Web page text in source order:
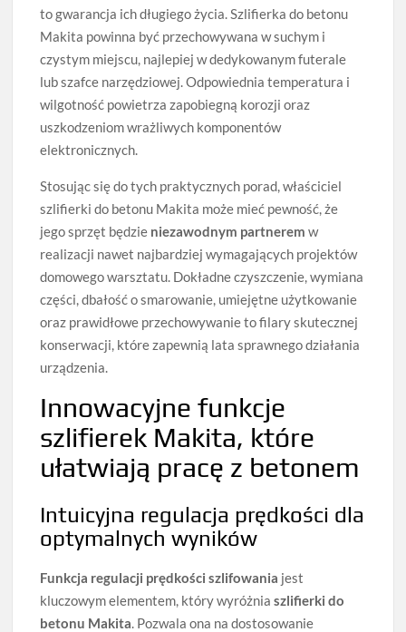
to gwarancja ich długiego życia. Szlifierka do betonu
Makita powinna być przechowywana w suchym i
czystym miejscu, najlepiej w dedykowanym futerale
lub szafce narzędziowej. Odpowiednia temperatura i
wilgotność powietrza zapobiegną korozji oraz
uszkodzeniom wrażliwych komponentów
elektronicznych.
Stosując się do tych praktycznych porad, właściciel
szlifierki do betonu Makita może mieć pewność, że
jego sprzęt będzie niezawodnym partnerem w
realizacji nawet najbardziej wymagających projektów
domowego warsztatu. Dokładne czyszczenie, wymiana
części, dbałość o smarowanie, umiejętne użytkowanie
oraz prawidłowe przechowywanie to filary skutecznej
konserwacji, które zapewnią lata sprawnego działania
urządzenia.
Innowacyjne funkcje
szlifierek Makita, które
ułatwiają pracę z betonem
Intuicyjna regulacja prędkości dla
optymalnych wyników
Funkcja regulacji prędkości szlifowania jest
kluczowym elementem, który wyróżniaszlifierki do
betonu Makita . Pozwala ona na dostosowanie